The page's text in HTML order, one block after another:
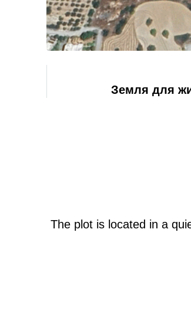
Земля для
The plot is located in a